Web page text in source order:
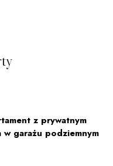
z prywatnym
garażu podziemnym